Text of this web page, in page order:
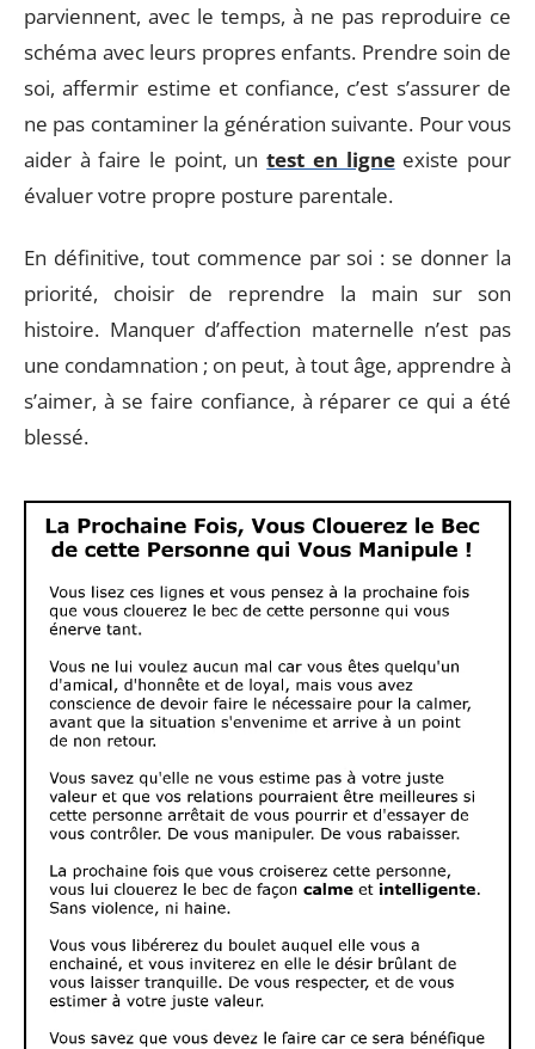
parviennent, avec le temps, à ne pas reproduire ce
schéma avec leurs propres enfants. Prendre soin de
soi, affermir estime et confiance, c’est s’assurer de
ne pas contaminer la génération suivante. Pour vous
aider à faire le point, untest en ligneexiste pour
évaluer votre propre posture parentale.
En définitive, tout commence par soi : se donner la
priorité, choisir de reprendre la main sur son
histoire. Manquer d’affection maternelle n’est pas
une condamnation ; on peut, à tout âge, apprendre à
s’aimer, à se faire confiance, à réparer ce qui a été
blessé.